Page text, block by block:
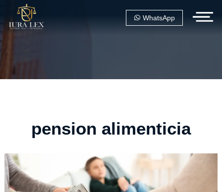
WhatsApp
pension alimenticia